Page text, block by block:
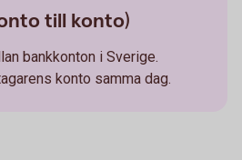
till konto)
bankkonton i Sverige.
konto samma dag.